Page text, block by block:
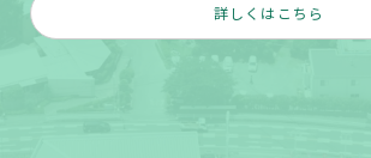
詳しくはこちら